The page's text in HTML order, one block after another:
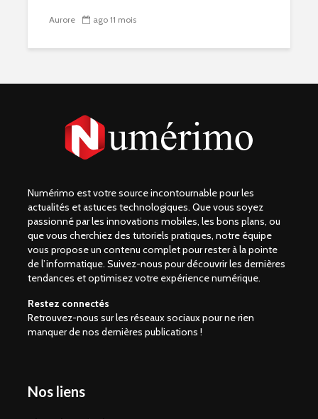
Aurore ago 11 mois
Numérimo est votre source incontournable pour les
actualités et astuces technologiques. Que vous soyez
passionné par les innovations mobiles, les bons plans, ou
que vous cherchiez des tutoriels pratiques, notre équipe
vous propose un contenu complet pour rester à la pointe
de l’informatique. Suivez-nous pour découvrir les dernières
tendances et optimisez votre expérience numérique.
Restez connectés
Retrouvez-nous sur les réseaux sociaux pour ne rien
manquer de nos dernières publications !
Nos liens